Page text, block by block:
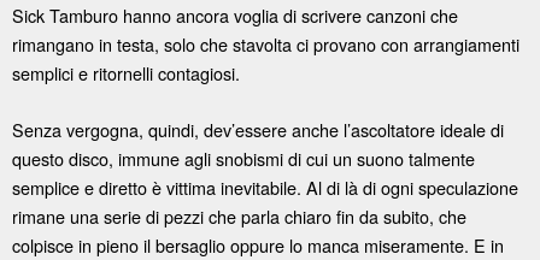
Sick Tamburo hanno ancora voglia di scrivere canzoni che
rimangano in testa, solo che stavolta ci provano con arrangiamenti
semplici e ritornelli contagiosi.
Senza vergogna, quindi, dev’essere anche l’ascoltatore ideale di
questo disco, immune agli snobismi di cui un suono talmente
semplice e diretto è vittima inevitabile. Al di là di ogni speculazione
rimane una serie di pezzi che parla chiaro fin da subito, che
colpisce in pieno il bersaglio oppure lo manca miseramente. E in